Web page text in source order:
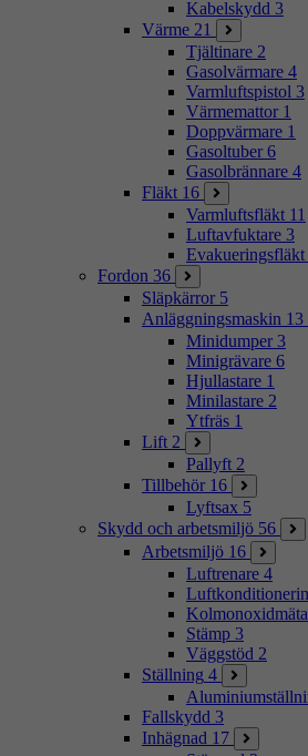
Kabelskydd 3
Värme 21
Tjältinare 2
Gasolvärmare 4
Varmluftspistol 3
Värmemattor 1
Doppvärmare 1
Gasoltuber 6
Gasolbrännare 4
Fläkt 16
Varmluftsfläkt 11
Luftavfuktare 3
Evakueringsfläkt
Fordon 36
Släpkärror 5
Anläggningsmaskin 13
Minidumper 3
Minigrävare 6
Hjullastare 1
Minilastare 2
Ytfräs 1
Lift 2
Pallyft 2
Tillbehör 16
Lyftsax 5
Skydd och arbetsmiljö 56
Arbetsmiljö 16
Luftrenare 4
Stämp 3
Väggstöd 2
Ställning 4
Fallskydd 3
Inhägnad 17